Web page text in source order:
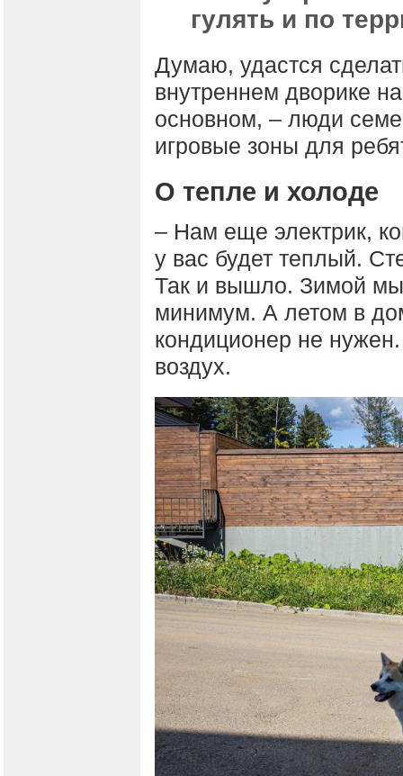
гулять и по
Думаю, удастся
внутреннем дворике
основном, – люди
игровые зоны для
О тепле и холоде
– Нам еще электрик,
у вас будет теплый.
Так и вышло. Зимой
минимум. А летом в
кондиционер не
воздух.